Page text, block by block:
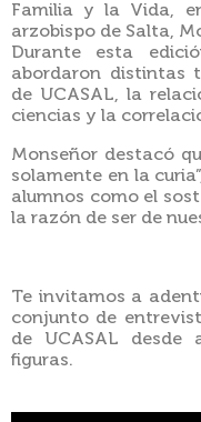
Familia y la Vida,
arzobispo de Salta,
Durante esta
abordaron distintas
de UCASAL, la
ciencias y la
Monseñor destacó
solamente en la
alumnos como el
la razón de ser de
Te invitamos a
conjunto de
de UCASAL desde
figuras.